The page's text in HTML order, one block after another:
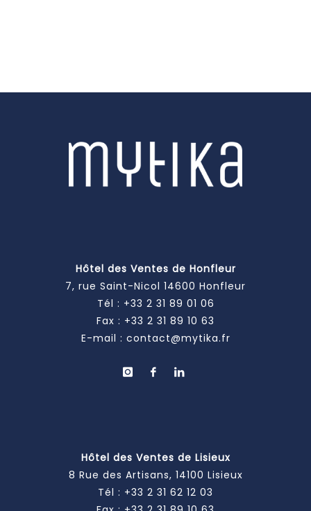
Hôtel des Ventes de Honfleur
7, rue Saint-Nicol 14600 Honfleur
Tél : +33 2 31 89 01 06
Fax : +33 2 31 89 10 63
E-mail : contact@mytika.fr
Hôtel des Ventes de Lisieux
8 Rue des Artisans, 14100 Lisieux
Tél : +33 2 31 62 12 03